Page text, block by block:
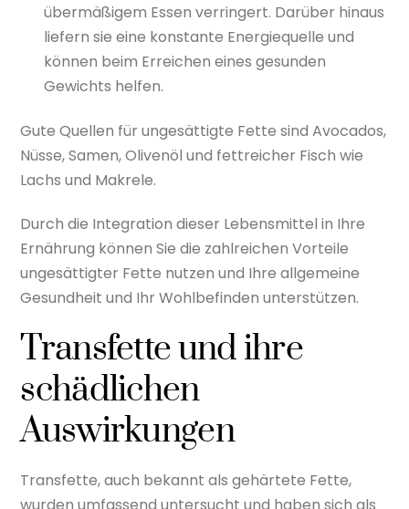
übermäßigem Essen verringert. Darüber hinaus
liefern sie eine konstante Energiequelle und
können beim Erreichen eines gesunden
Gewichts helfen.
Gute Quellen für ungesättigte Fette sind Avocados,
Nüsse, Samen, Olivenöl und fettreicher Fisch wie
Lachs und Makrele.
Durch die Integration dieser Lebensmittel in Ihre
Ernährung können Sie die zahlreichen Vorteile
ungesättigter Fette nutzen und Ihre allgemeine
Gesundheit und Ihr Wohlbefinden unterstützen.
Transfette und ihre
schädlichen
Auswirkungen
Transfette, auch bekannt als gehärtete Fette,